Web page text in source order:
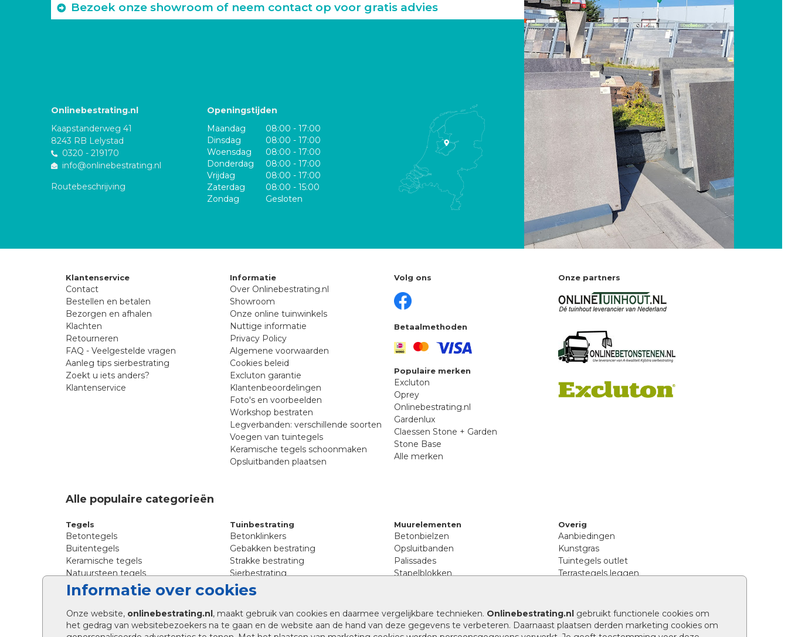
Informatie over cookies
Onze website, onlinebestrating.nl, maakt gebruik van cookies en daarmee vergelijkbare technieken. Onlinebestrating.nl gebruikt functionele cookies om
het gedrag van websitebezoekers na te gaan en de website aan de hand van deze gegevens te verbeteren. Daarnaast plaatsen derden marketing cookies om
Bezoek onze showroom of neem contact op voor gratis advies
Onlinebestrating.nl
Kaapstanderweg 41
8243 RB Lelystad
0320 - 219170
info@onlinebestrating.nl
Routebeschrijving
Openingstijden
Maandag
08:00 - 17:00
Dinsdag
08:00 - 17:00
Woensdag
08:00 - 17:00
Donderdag
08:00 - 17:00
Vrijdag
08:00 - 17:00
Zaterdag
08:00 - 15:00
Zondag
Gesloten
Klantenservice
Contact
Bestellen en betalen
Bezorgen en afhalen
Klachten
Retourneren
FAQ - Veelgestelde vragen
Aanleg tips sierbestrating
Zoekt u iets anders?
Klantenservice
Informatie
Over Onlinebestrating.nl
Showroom
Onze online tuinwinkels
Nuttige informatie
Privacy Policy
Algemene voorwaarden
Cookies beleid
Excluton garantie
Klantenbeoordelingen
Foto's en voorbeelden
Workshop bestraten
Legverbanden: verschillende soorten
Voegen van tuintegels
Keramische tegels schoonmaken
Opsluitbanden plaatsen
Volg ons
Betaalmethoden
Populaire merken
Excluton
Oprey
Onlinebestrating.nl
Gardenlux
Claessen Stone + Garden
Stone Base
Alle merken
Onze partners
Alle populaire categorieën
Tegels
Betontegels
Buitentegels
Keramische tegels
Natuursteen tegels
Siertegels
Stoeptegels
Straattegels
Terrastegels
Tuintegels
Tuinbestrating
Betonklinkers
Gebakken bestrating
Strakke bestrating
Sierbestrating
Straatklinkers
Straatstenen
Trommelstenen
Tuinstenen
Waalformaat
Muurelementen
Betonbielzen
Opsluitbanden
Palissades
Stapelblokken
Afwatering en diversen
Beplantings en betonelementen
Split, grind en zand
Overig
Aanbiedingen
Kunstgras
Tuintegels outlet
Terrastegels leggen
Legpatronen betonstenen
Hoe betonstenen onderhouden
Aanlegtips voor betonstenen